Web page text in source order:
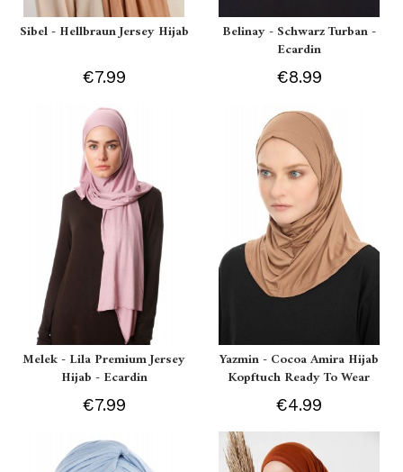
Sibel - Hellbraun Jersey Hijab
€7.99
Belinay - Schwarz Turban -
Ecardin
€8.99
Melek - Lila Premium Jersey
Hijab - Ecardin
€7.99
Yazmin - Cocoa Amira Hijab
Kopftuch Ready To Wear
€4.99